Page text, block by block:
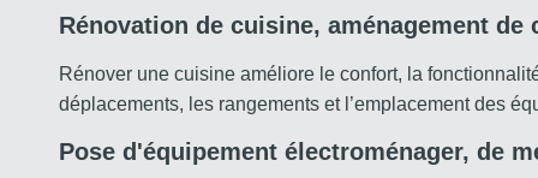
Rénovation de cuisine, aménagement de
Rénover une cuisine améliore le confort, la
déplacements, les rangements et l’emplacement des
Pose d'équipement électroménager, de